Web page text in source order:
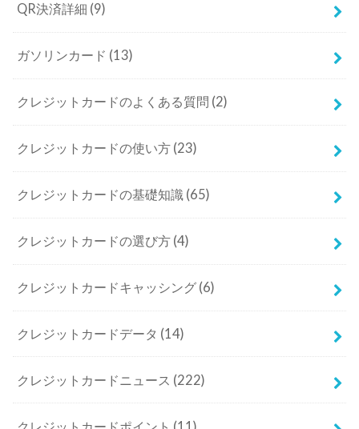
QR決済詳細 (9)
ガソリンカード (13)
クレジットカードのよくある質問 (2)
クレジットカードの使い方 (23)
クレジットカードの基礎知識 (65)
クレジットカードの選び方 (4)
クレジットカードキャッシング (6)
クレジットカードデータ (14)
クレジットカードニュース (222)